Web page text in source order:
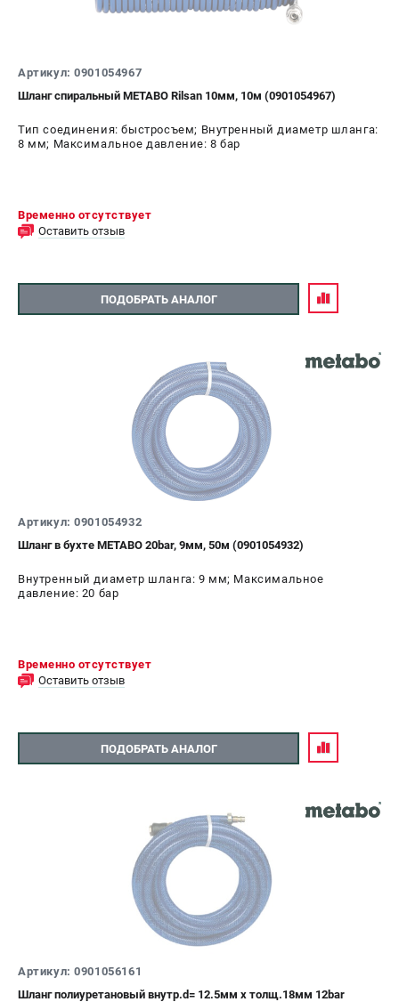
Артикул: 0901054967
Шланг спиральный METABO Rilsan 10мм, 10м (0901054967)
Тип соединения: быстросъем; Внутренный диаметр шланга:
8 мм; Максимальное давление: 8 бар
Временно отсутствует
Оставить отзыв
ПОДОБРАТЬ АНАЛОГ
Артикул: 0901054932
Шланг в бухте METABO 20bar, 9мм, 50м (0901054932)
Внутренный диаметр шланга: 9 мм; Максимальное
давление: 20 бар
Временно отсутствует
Оставить отзыв
ПОДОБРАТЬ АНАЛОГ
Артикул: 0901056161
Шланг полиуретановый внутр.d= 12.5мм х толщ.18мм 12bar